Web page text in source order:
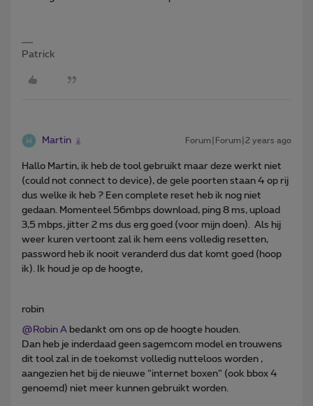
Patrick
Martin Forum|Forum|2 years ago
Hallo Martin, ik heb de tool gebruikt maar deze werkt niet
(could not connect to device), de gele poorten staan 4 op rij
dus welke ik heb ? Een complete reset heb ik nog niet
gedaan. Momenteel 56mbps download, ping 8 ms, upload
3,5 mbps, jitter 2 ms dus erg goed (voor mijn doen). Als hij
weer kuren vertoont zal ik hem eens volledig resetten,
password heb ik nooit veranderd dus dat komt goed (hoop
ik). Ik houd je op de hoogte,
robin
@Robin A bedankt om ons op de hoogte houden.
Dan heb je inderdaad geen sagemcom model en trouwens
dit tool zal in de toekomst volledig nutteloos worden ,
aangezien het bij de nieuwe “internet boxen” (ook bbox 4
genoemd) niet meer kunnen gebruikt worden.